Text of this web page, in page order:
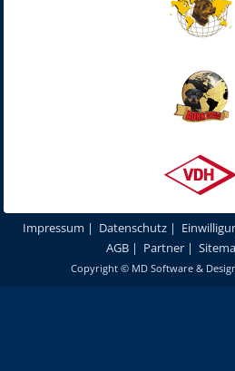
Impressum | Datenschutz |
AGB| Partner|
Copyright © MD Software &